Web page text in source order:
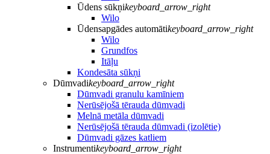
Ūdens sūkņikeyboard_arrow_right
Wilo
Ūdensapgādes automātikeyboard_arrow_right
Wilo
Grundfos
Itāļu
Kondesāta sūkņi
Dūmvadikeyboard_arrow_right
Dūmvadi granulu kamīniem
Nerūsējošā tērauda dūmvadi
Melnā metāla dūmvadi
Nerūsējošā tērauda dūmvadi (izolētie)
Dūmvadi gāzes katliem
Instrumentikeyboard_arrow_right